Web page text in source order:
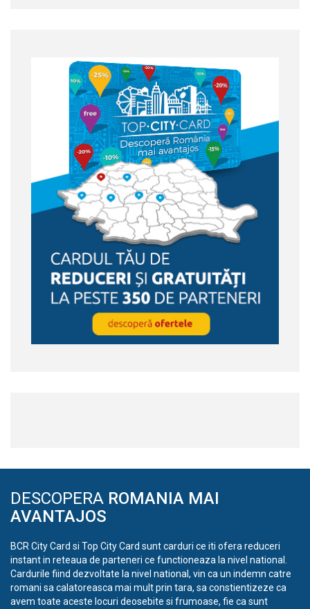
DESCOPERA ROMANIA MAI
AVANTAJOS
BCR City Card si Top City Card sunt carduri ce iti ofera reduceri
instant in reteaua de parteneri ce functioneaza la nivel national.
Cardurile fiind dezvoltate la nivel national, vin ca un indemn catre
romani sa calatoreasca mai mult prin tara, sa constientizeze ca
avem toate aceste locuri deosebite si frumoase, fie ca sunt